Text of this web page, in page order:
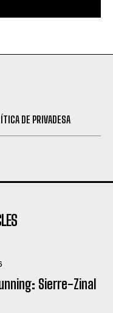
DE PRIVADESA
Sierre-Zinal